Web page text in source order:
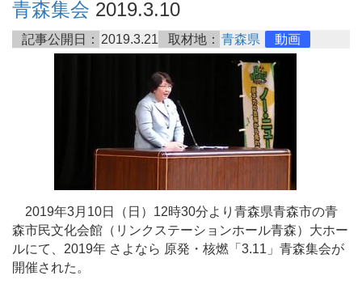
青森集会 2019.3.10
記事公開日： 2019.3.21 取材地： 青森県 動画
2019年3月10日（日）12時30分より青森県青森市の青
森市民文化会館（リンクステーションホール青森）大ホー
ルにて、2019年 さよなら 原発・核燃「3.11」青森集会が
開催された。